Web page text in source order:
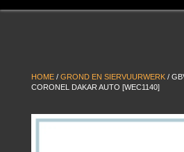
HOME / GROND EN SIERVUURWERK /
CORONEL DAKAR AUTO [WEC1140]